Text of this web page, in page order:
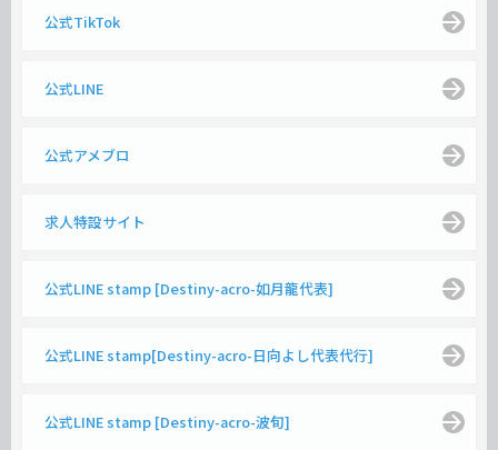
公式TikTok
公式LINE
公式アメブロ
求人特設サイト
公式LINE stamp [Destiny-acro-如月龍代表]
公式LINE stamp[Destiny-acro-日向よし代表代行]
公式LINE stamp [Destiny-acro-波旬]